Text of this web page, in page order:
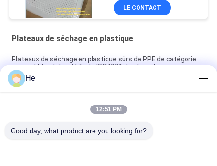
LE CONTACT
Plateaux de séchage en plastique
Plateaux de séchage en plastique sûrs de PPE de catégorie
comestible et dureté forte ISO9001 de chariot
Plateaux de séchage en plastique de PPE ISO9001 75 * 55 *
5cm pour la sucrerie de capsule
plateaux de séchage en plastique et chariot de PPE de
He
12:51 PM
Good day, what product are you looking for?